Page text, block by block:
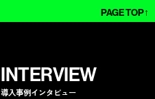
PAGE TOP↑
INTERVIEW
導入事例インタビュー